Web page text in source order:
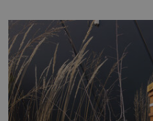
lotyšské Rigy? Casanova
zednářské lóže. Nebyl v
protože do zednářské